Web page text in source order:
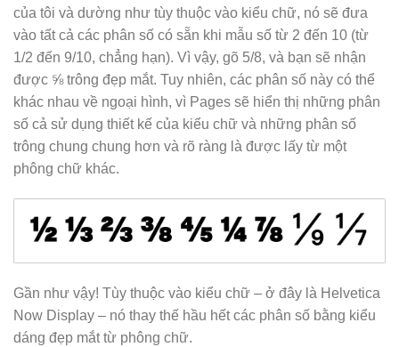
của tôi và dường như tùy thuộc vào kiểu chữ, nó sẽ đưa
vào tất cả các phân số có sẵn khi mẫu số từ 2 đến 10 (từ
1/2 đến 9/10, chẳng hạn). Vì vậy, gõ 5/8, và bạn sẽ nhận
được ⅝ trông đẹp mắt. Tuy nhiên, các phân số này có thể
khác nhau về ngoại hình, vì Pages sẽ hiển thị những phân
số cả sử dụng thiết kế của kiểu chữ và những phân số
trông chung chung hơn và rõ ràng là được lấy từ một
phông chữ khác.
Gần như vậy! Tùy thuộc vào kiểu chữ – ở đây là Helvetica
Now Display – nó thay thế hầu hết các phân số bằng kiểu
dáng đẹp mắt từ phông chữ.